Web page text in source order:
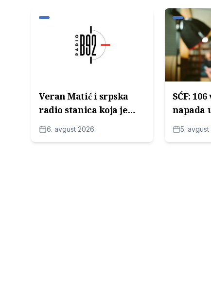
Veran Matić i srpska
radio stanica koja je
pomogla u rušenju
Slobodana Miloševića
6. avgust 2026.
SĆF:
napada
političara
5. avgust